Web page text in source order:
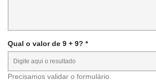
Qual o valor de 9 + 9? *
Precisamos validar o formulário.